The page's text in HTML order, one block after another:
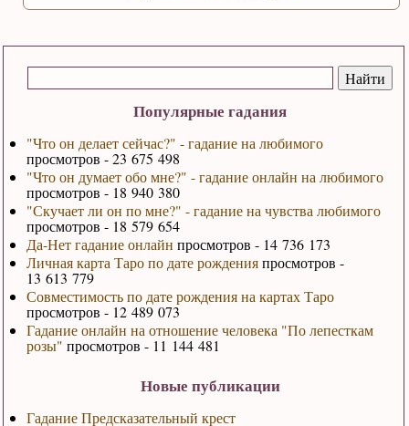
Популярные гадания
"Что он делает сейчас?" - гадание на любимого
просмотров - 23 675 498
"Что он думает обо мне?" - гадание онлайн на любимого
просмотров - 18 940 380
"Скучает ли он по мне?" - гадание на чувства любимого
просмотров - 18 579 654
Да-Нет гадание онлайн просмотров - 14 736 173
Личная карта Таро по дате рожденияпросмотров -
13 613 779
Совместимость по дате рождения на картах Таро
просмотров - 12 489 073
Гадание онлайн на отношение человека "По лепесткам
розы" просмотров - 11 144 481
Новые публикации
Гадание Предсказательный крест